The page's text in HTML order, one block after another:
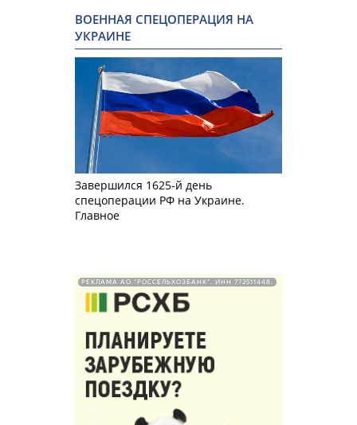
ВОЕННАЯ СПЕЦОПЕРАЦИЯ НА
УКРАИНЕ
Завершился 1625-й день
спецоперации РФ на Украине.
Главное
РЕКЛАМА АО "РОССЕЛЬХОЗБАНК". ИНН 772511448.